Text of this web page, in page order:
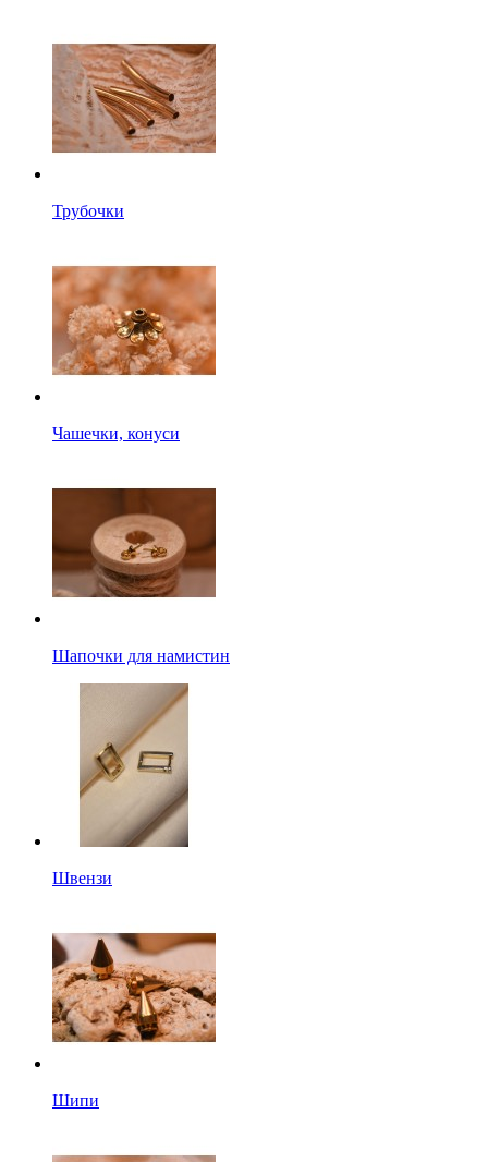
Трубочки
Чашечки, конуси
Шапочки для намистин
Швензи
Шипи